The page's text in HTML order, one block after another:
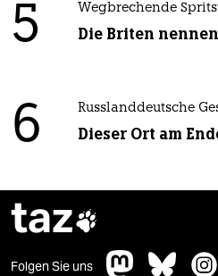
5 Wegbrechende
Die Briten
6 Russlanddeutsche
Dieser Ort am
taz
Folgen Sie uns